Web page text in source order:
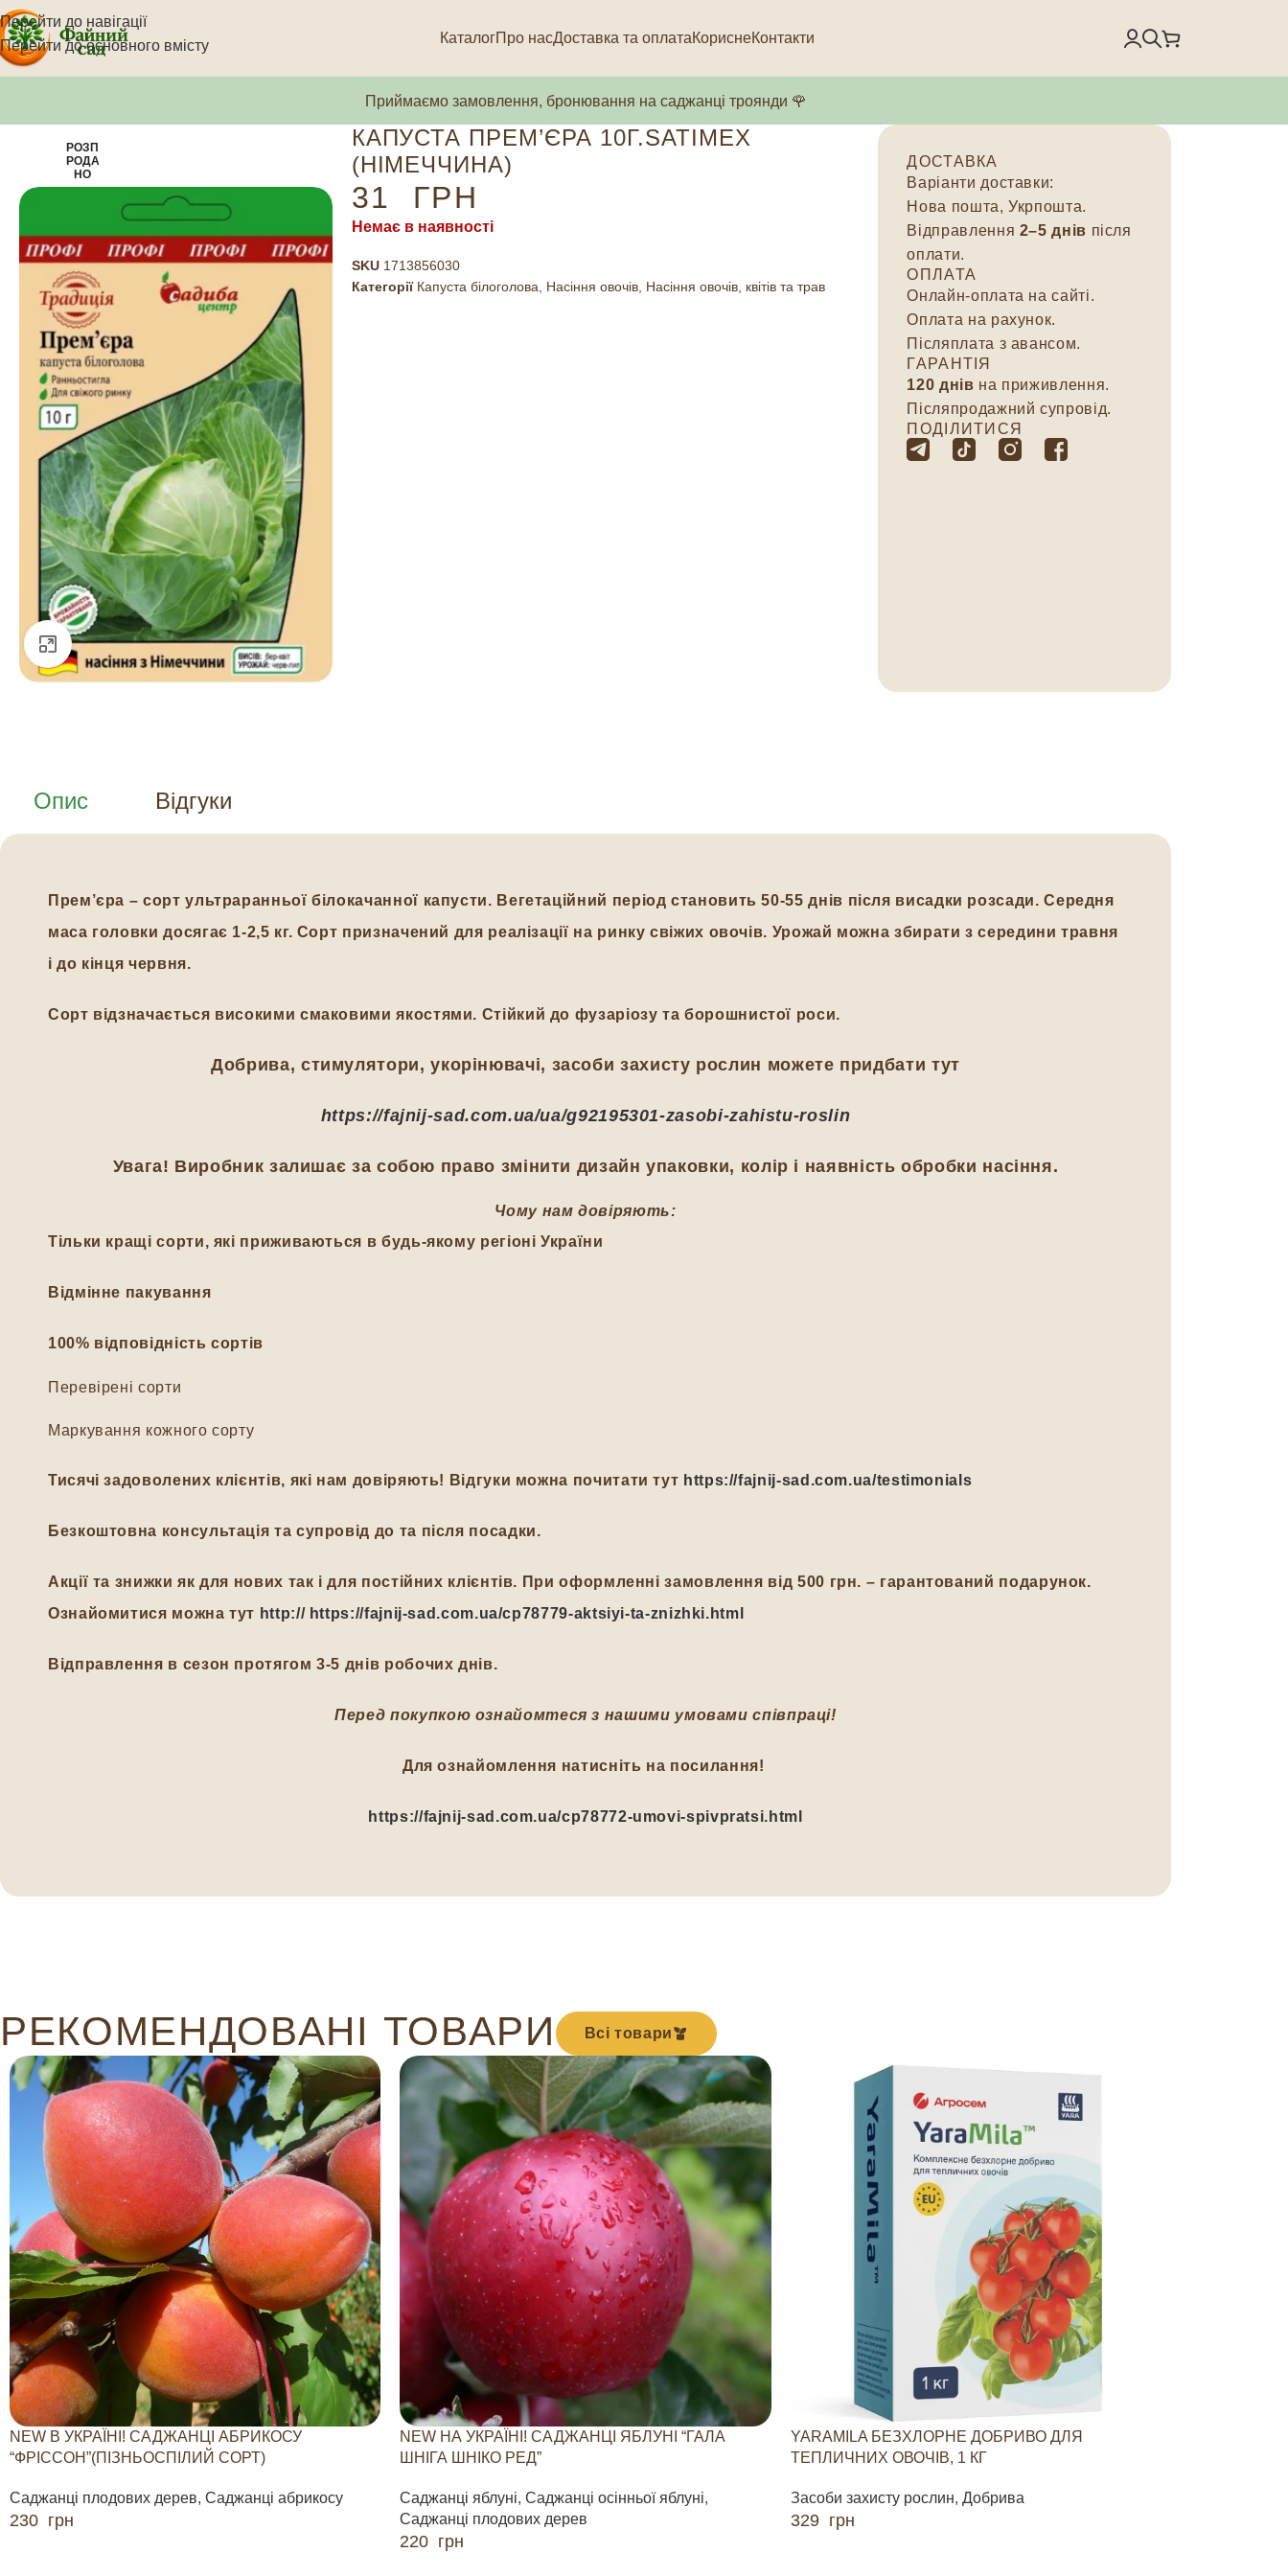
Перейти до навігації
Перейти до основного вмісту
КаталогПро насДоставка та оплатаКориснеКонтакти
Приймаємо замовлення, бронювання на саджанці троянди 🌹
РОЗП
РОДА
НО
Натисніть, щоб збільшити
КАПУСТА ПРЕМ’ЄРА 10Г.SATIMEX
(НІМЕЧЧИНА)
31 ГРН
Немає в наявності
SKU 1713856030
Категорії Капуста білоголова Насіння овочів, Насіння овочів, квітів та трав
ДОСТАВКА
Варіанти доставки:
Нова пошта, Укрпошта.
Відправлення 2–5 днів після
оплати.
ОПЛАТА
Онлайн-оплата на сайті.
Оплата на рахунок.
Післяплата з авансом.
ГАРАНТІЯ
120 днів на приживлення.
Післяпродажний супровід.
ПОДІЛИТИСЯ
Опис Відгуки
Прем’єра – сорт ультраранньої білокачанної капусти. Вегетаційний період становить 50-55 днів після висадки розсади. Середня
маса головки досягає 1-2,5 кг. Сорт призначений для реалізації на ринку свіжих овочів. Урожай можна збирати з середини травня
і до кінця червня.
Сорт відзначається високими смаковими якостями. Стійкий до фузаріозу та борошнистої роси.
Добрива, стимулятори, укорінювачі, засоби захисту рослин можете придбати тут
https://fajnij-sad.com.ua/ua/g92195301-zasobi-zahistu-roslin
Увага! Виробник залишає за собою право змінити дизайн упаковки, колір і наявність обробки насіння.
Чому нам довіряють:
Тільки кращі сорти, які приживаються в будь-якому регіоні України
Відмінне пакування
100% відповідність сортів
Перевірені сорти
Маркування кожного сорту
Тисячі задоволених клієнтів, які нам довіряють! Відгуки можна почитати тут https://fajnij-sad.com.ua/testimonials
Безкоштовна консультація та супровід до та після посадки.
Акції та знижки як для нових так і для постійних клієнтів. При оформленні замовлення від 500 грн. – гарантований подарунок.
Ознайомитися можна тут http:// https://fajnij-sad.com.ua/cp78779-aktsiyi-ta-znizhki.html
Відправлення в сезон протягом 3-5 днів робочих днів.
Перед покупкою ознайомтеся з нашими умовами співпраці!
Для ознайомлення натисніть на посилання!
https://fajnij-sad.com.ua/cp78772-umovi-spivpratsi.html
РЕКОМЕНДОВАНІ ТОВАРИ Всі товари
NEW В УКРАЇНІ! САДЖАНЦІ АБРИКОСУ
“ФРІССОН”(ПІЗНЬОСПІЛИЙ СОРТ)
Саджанці плодових дерев, Саджанці абрикосу
230 грн
NEW НА УКРАЇНІ! САДЖАНЦІ ЯБЛУНІ “ГАЛА
ШНІГА ШНІКО РЕД”
Саджанці яблуні, Саджанці осінньої яблуні,
Саджанці плодових дерев
220 грн
YARAMILA БЕЗХЛОРНЕ ДОБРИВО ДЛЯ
ТЕПЛИЧНИХ ОВОЧІВ, 1 КГ
Засоби захисту рослин, Добрива
329 грн